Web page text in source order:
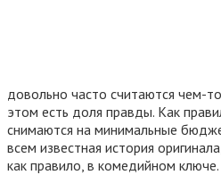
довольно часто считаются чем-
этом есть доля правды. Как
снимаются на минимальные
всем известная история
как правило, в комедийном ключе.